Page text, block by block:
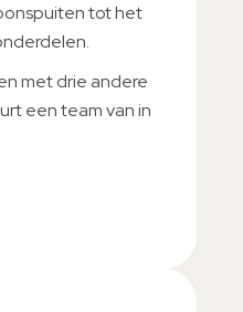
tot het
met drie andere
een team van in